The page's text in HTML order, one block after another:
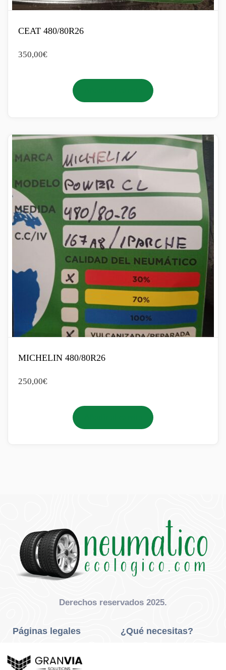
CEAT 480/80R26
350,00€
MICHELIN 480/80R26
250,00€
Derechos reservados 2025.
Páginas legales
Privacidad Y Cookies
¿Qué necesitas?